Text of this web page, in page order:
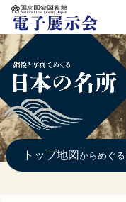
本文へ移動
トップ地図 からめぐる